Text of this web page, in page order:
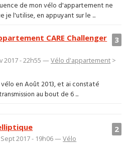
de mon vélo d'appartement ne
je l'utilise, en appuyant sur le ...
3
CARE Challenger
2017 - 22h55 —Vélo d'appartement >
en Août 2013, et ai constaté
au bout de 6 ...
2
Sept 2017 - 19h06 —Vélo